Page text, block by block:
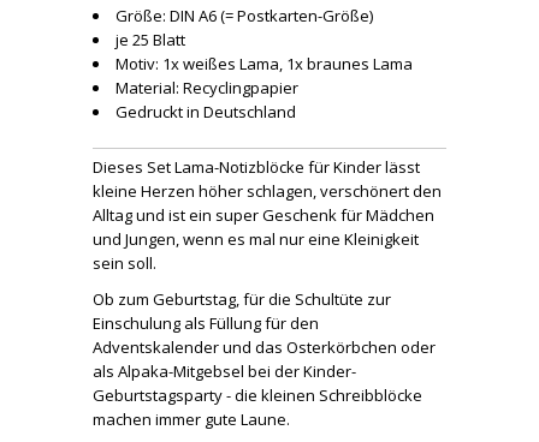
Größe: DIN A6 (= Postkarten-Größe)
je 25 Blatt
Motiv: 1x weißes Lama, 1x braunes Lama
Material: Recyclingpapier
Gedruckt in Deutschland
Dieses Set Lama-Notizblöcke für Kinder lässt
kleine Herzen höher schlagen, verschönert den
Alltag und ist ein super Geschenk für Mädchen
und Jungen, wenn es mal nur eine Kleinigkeit
sein soll.
Ob zum Geburtstag, für die Schultüte zur
Einschulung als Füllung für den
Adventskalender und das Osterkörbchen oder
als Alpaka-Mitgebsel bei der Kinder-
Geburtstagsparty - die kleinen Schreibblöcke
machen immer gute Laune.